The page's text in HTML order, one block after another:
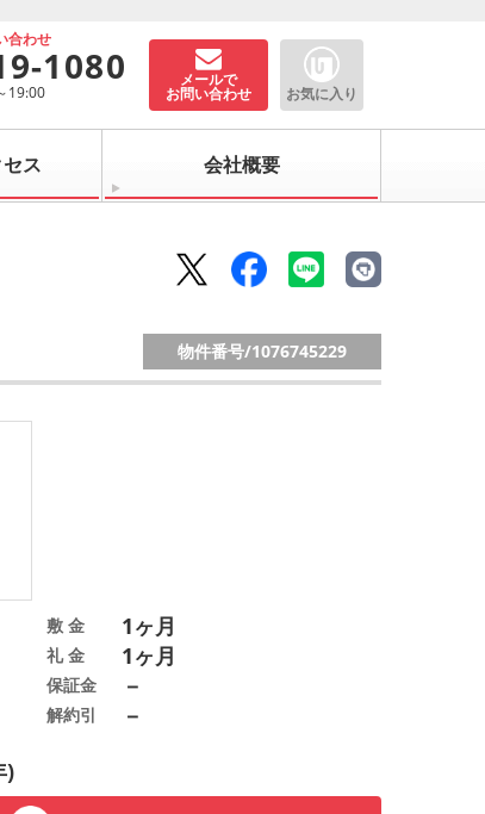
合わせ
1080
19:00
メールで
お問い合わせ お気に入り
ス 会社概要
物件番号/1076745229
)
敷 金 1ヶ月
礼 金 1ヶ月
保証金 －
解約引 －